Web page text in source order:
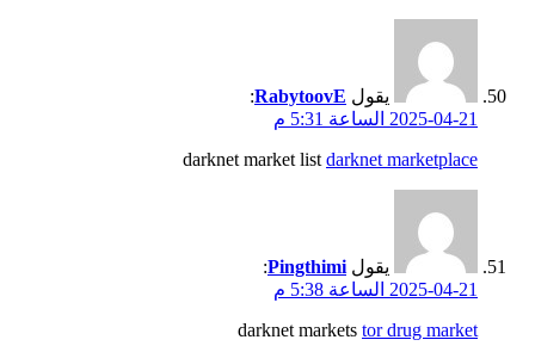
يقول RabytoovE
:
2025-04-21 الساعة 5:31 م
darknet market listdarknet marketplace
يقول Pingthimi
:
2025-04-21 الساعة 5:38 م
darknet marketstor drug market